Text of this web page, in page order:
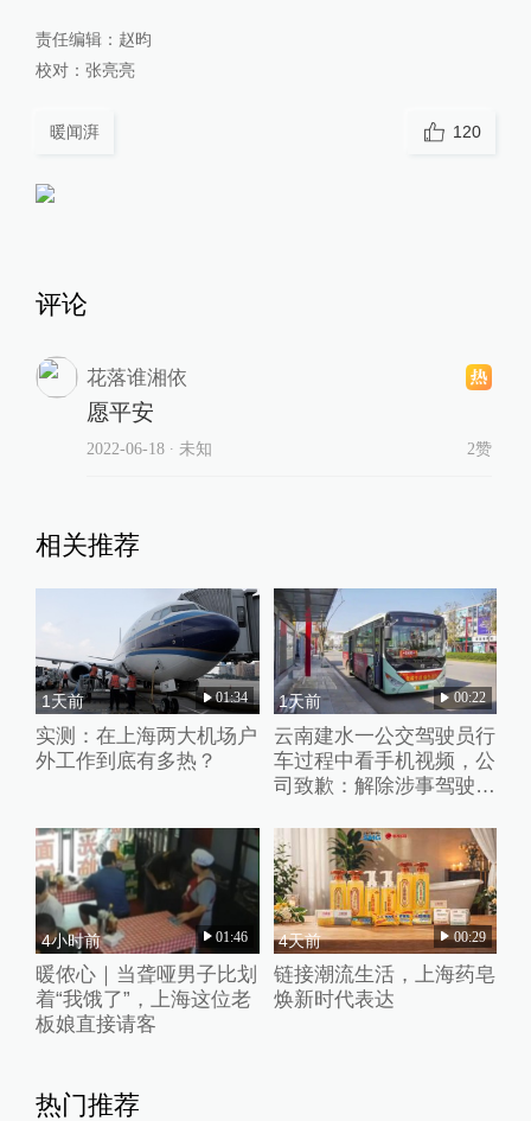
责任编辑： 赵昀
校对： 张亮亮
暖闻湃 120
评论
花落谁湘依
愿平安
2022-06-18∙ 未知 2赞
相关推荐
1天前 01:34
实测：在上海两大机场户
外工作到底有多热？
1天前 00:22
云南建水一公交驾驶员行
车过程中看手机视频，公
司致歉：解除涉事驾驶员
4小时前 01:46
暖侬心｜当聋哑男子比划
着“我饿了”，上海这位老
板娘直接请客
4天前 00:29
链接潮流生活，上海药皂
焕新时代表达
热门推荐